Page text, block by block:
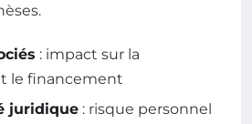
: impact sur la
le financement
juridique : risque personnel